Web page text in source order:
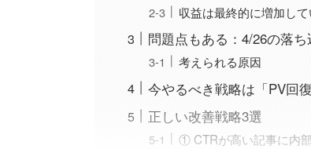
収益は最終的に増加して
問題点もある：4/26の落
考えられる原因
今やるべき戦略は「PV回
正しい改善戦略3選
① CTRが高い記事に内